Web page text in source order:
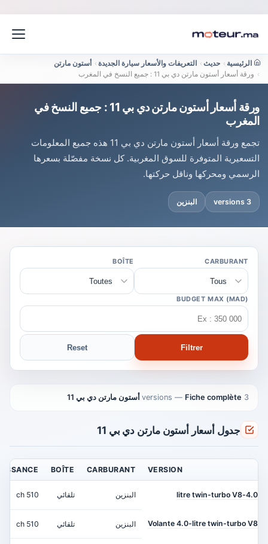
الرئيسية › حديث › التعريفات والأسعار سيارة الجديدة ›
أستون مارتن
› ورقة أسعار أستون مارتن دي بي 11 : جميع النسخ في المغرب
ورقة أسعار أستون مارتن دي بي 11 : جميع النسخ في
المغرب
تجمع ورقة أسعار أستون مارتن دي بي 11 هذه جميع المعلومات
التسعيرية المتوفرة للسوق المغربية. كل نسخة مفصّلة بسعرها
الرسمي ومحركها وناقل حركتها.
3 versions البنزين
CARBURANT
BOÎTE
BUDGET MAX (MAD)
Filtrer
Reset
3 versions
— Fiche complète أستون مارتن دي بي 11
جدول أسعار أستون مارتن دي بي 11
VERSION
CARBURANT
BOÎTE
4.0-litre twin-turbo V8 البنزين تلقائي 510 ch
Volante 4.0-litre twin-turbo V8 البنزين تلقائي 510 ch